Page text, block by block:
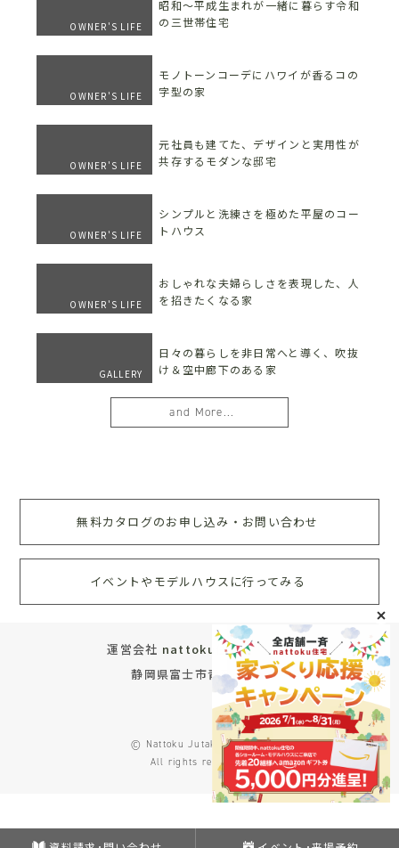
OWNER'S LIFE
昭和〜平成生まれが一緒に暮らす令和
の三世帯住宅
OWNER'S LIFE
モノトーンコーデにハワイが香るコの
字型の家
OWNER'S LIFE
元社員も建てた、デザインと実用性が
共存するモダンな邸宅
OWNER'S LIFE
シンプルと洗練さを極めた平屋のコー
トハウス
OWNER'S LIFE
おしゃれな夫婦らしさを表現した、人
を招きたくなる家
GALLERY
日々の暮らしを非日常へと導く、吹抜
け＆空中廊下のある家
and More...
無料カタログのお申し込み・お問い合わせ
イベントやモデルハウスに行ってみる
運営会社 nattoku住宅株式会社
静岡県富士市青葉町572
© Nattoku Jutaku Co., Ltd.
All rights reserved.